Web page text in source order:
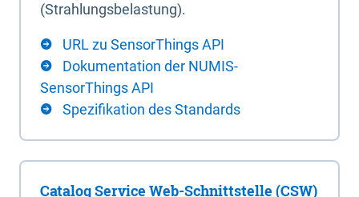
(Strahlungsbelastung).
URL zu SensorThings API
Dokumentation der NUMIS-
SensorThings API
Spezifikation des Standards
Catalog Service Web-Schnittstelle (CSW)